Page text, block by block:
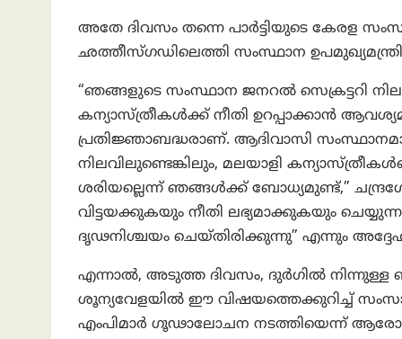
അതേ ദിവസം തന്നെ പാർട്ടിയുടെ കേരള
ഛത്തീസ്ഗഡിലെത്തി സംസ്ഥാന
“ഞങ്ങളുടെ സംസ്ഥാന ജനറൽ സെക്രട്ടറി
കന്യാസ്ത്രീകൾക്ക് നീതി ഉറപ്പാക്കാൻ
പ്രതിജ്ഞാബദ്ധരാണ്. ആദിവാസി
നിലവിലുണ്ടെങ്കിലും, മലയാളി
ശരിയല്ലെന്ന് ഞങ്ങൾക്ക് ബോധ്യമുണ്ട്,”
വിട്ടയക്കുകയും നീതി ലഭ്യമാക്കുകയും
ദൃഢനിശ്ചയം ചെയ്തിരിക്കുന്നു” എന്നും
എന്നാല്‍, അടുത്ത ദിവസം, ദുർഗിൽ
ശൂന്യവേളയിൽ ഈ വിഷയത്തെക്കുറിച്ച്
എംപിമാർ ഗൂഢാലോചന നടത്തിയെന്ന്